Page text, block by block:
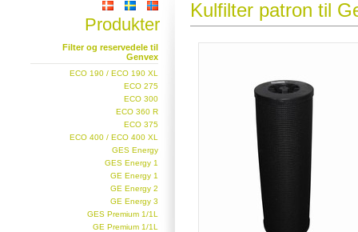
Produkter
Filter og reservedele til
Genvex
ECO 190 / ECO 190 XL
ECO 275
ECO 300
ECO 360 R
ECO 375
ECO 400 / ECO 400 XL
GES Energy
GES Energy 1
GE Energy 1
GE Energy 2
GE Energy 3
GES Premium 1/1L
GE Premium 1/1L
Kulfilter patron til